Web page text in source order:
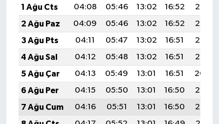
1 Ağu Cts
04:08 05:46 13:02 16:52
20:08
2 Ağu Paz
04:09 05:46 13:02 16:52
20:07
3 Ağu Pts
04:11 05:47 13:02 16:51
20:06
4 Ağu Sal
04:12 05:48 13:02 16:51
20:05
5 Ağu Çar
04:13 05:49 13:01 16:51
20:04
6 Ağu Per
04:15 05:50 13:01 16:50
20:03
7 Ağu Cum
04:16 05:51 13:01 16:50
20:02